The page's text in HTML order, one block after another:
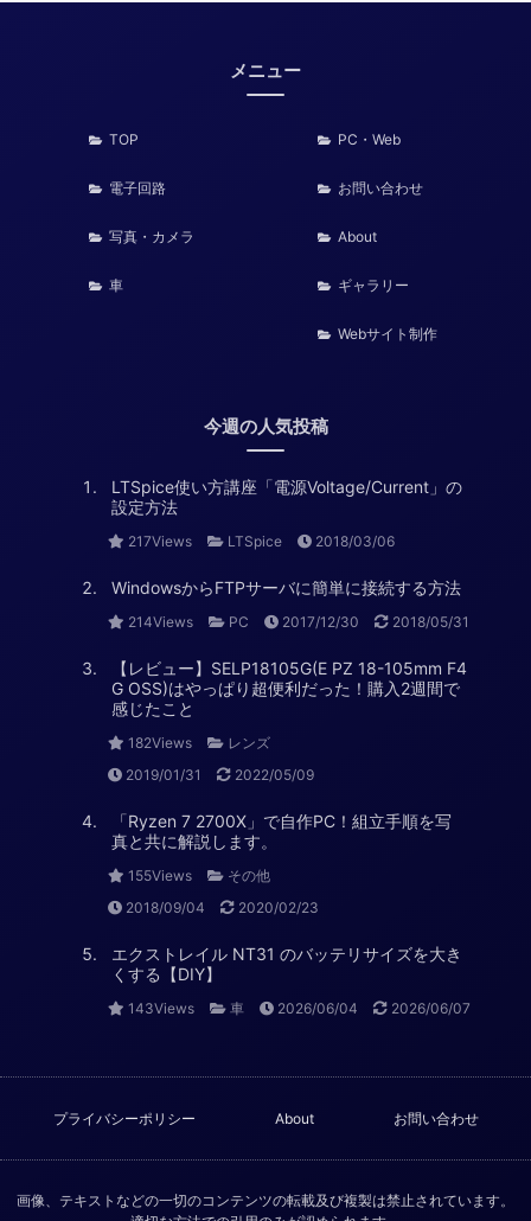
メニュー
TOP
電子回路
写真・カメラ
車
PC・Web
お問い合わせ
About
ギャラリー
Webサイト制作
今週の人気投稿
LTSpice使い方講座「電源Voltage/Current」の
設定方法
217Views LTSpice 2018/03/06
WindowsからFTPサーバに簡単に接続する方法
214Views PC 2017/12/30 2018/05/31
【レビュー】SELP18105G(E PZ 18-105mm F4
G OSS)はやっぱり超便利だった！購入2週間で
感じたこと
182Views
レンズ
2019/01/31
2022/05/09
「Ryzen 7 2700X」で自作PC！組立手順を写
真と共に解説します。
155Views
その他
2018/09/04
2020/02/23
エクストレイル NT31 のバッテリサイズを大き
くする【DIY】
143Views 車 2026/06/04 2026/06/07
プライバシーポリシー About お問い合わせ
画像、テキストなどの一切のコンテンツの転載及び複製は禁止されています。